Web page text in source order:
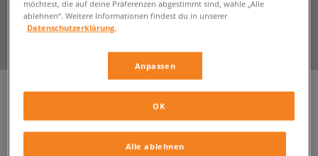
ADIDAS POLO RUGBY SHIRT
möchtest, die auf deine Präferenzen abgestimmt sind, wähle „Alle
ablehnen“. Weitere Informationen findest du in unserer
Datenschutzerklärung.
Anpassen
Alle ablehnen
OK